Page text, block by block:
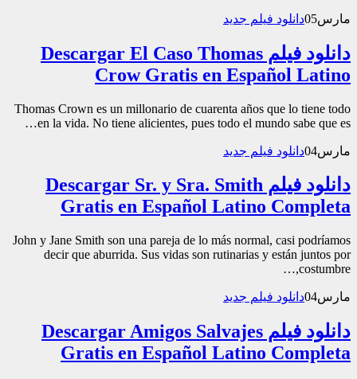
مارس05دانلود فیلم جدید
دانلود فیلم Descargar El Caso Thomas
Crow Gratis en Español Latino
Thomas Crown es un millonario de cuarenta años que lo tiene todo
en la vida. No tiene alicientes, pues todo el mundo sabe que es…
مارس04دانلود فیلم جدید
دانلود فیلم Descargar Sr. y Sra. Smith
Gratis en Español Latino Completa
John y Jane Smith son una pareja de lo más normal, casi podríamos
decir que aburrida. Sus vidas son rutinarias y están juntos por
costumbre,…
مارس04دانلود فیلم جدید
دانلود فیلم Descargar Amigos Salvajes
Gratis en Español Latino Completa